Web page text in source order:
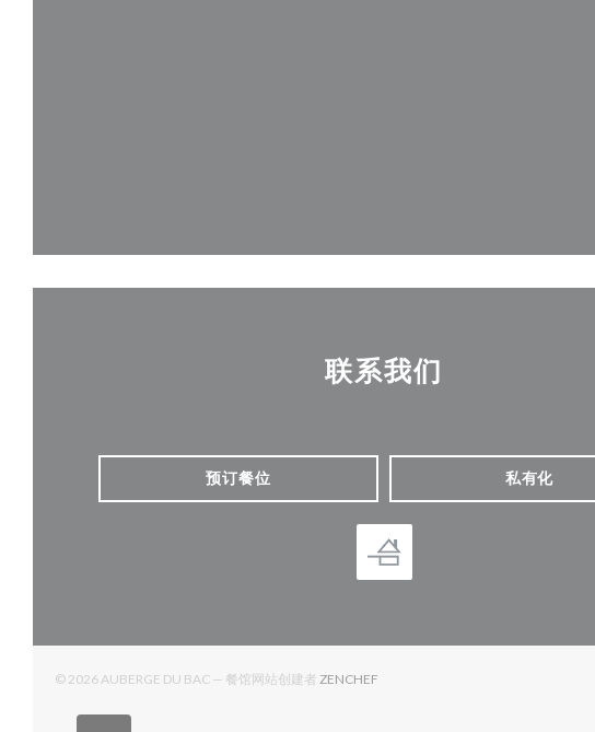
联系我们
预订餐位 私有化
© 2026 AUBERGE DU BAC — 餐馆网站创建者 ZENCHEF